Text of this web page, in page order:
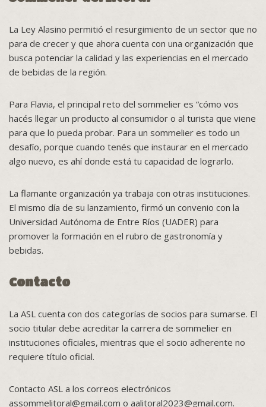
La Ley Alasino permitió el resurgimiento de un sector que no
para de crecer y que ahora cuenta con una organización que
busca potenciar la calidad y las experiencias en el mercado
de bebidas de la región.
Para Flavia, el principal reto del sommelier es “cómo vos
hacés llegar un producto al consumidor o al turista que viene
para que lo pueda probar. Para un sommelier es todo un
desafío, porque cuando tenés que instaurar en el mercado
algo nuevo, es ahí donde está tu capacidad de lograrlo.
La flamante organización ya trabaja con otras instituciones.
El mismo día de su lanzamiento, firmó un convenio con la
Universidad Autónoma de Entre Ríos (UADER) para
promover la formación en el rubro de gastronomía y
bebidas.
Contacto
La ASL cuenta con dos categorías de socios para sumarse. El
socio titular debe acreditar la carrera de sommelier en
instituciones oficiales, mientras que el socio adherente no
requiere título oficial.
Contacto ASL a los correos electrónicos
assommelitoral@gmail.com o aalitoral2023@gmail.com.